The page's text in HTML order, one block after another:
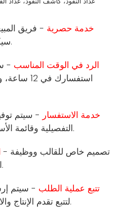
1 خدمة حصرية - فريق
سيكون مسؤولاً عن طلبك.
2 الرد في الوقت المناسب -
3 خدمة الاستفسار - سيتم
التفصيلية وقائمة الأسعار والصورة والشهادة.
- تصميم خاص للقالب ووظيفة
المنتج والتعبئة والتغليف.
5 تتبع عملية الطلب - سيتم
لتتبع تقدم الإنتاج والاختبار والتعبئة والتخزين.